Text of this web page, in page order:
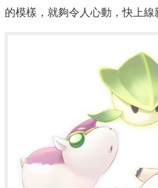
的模樣，就夠令人心動，快上線